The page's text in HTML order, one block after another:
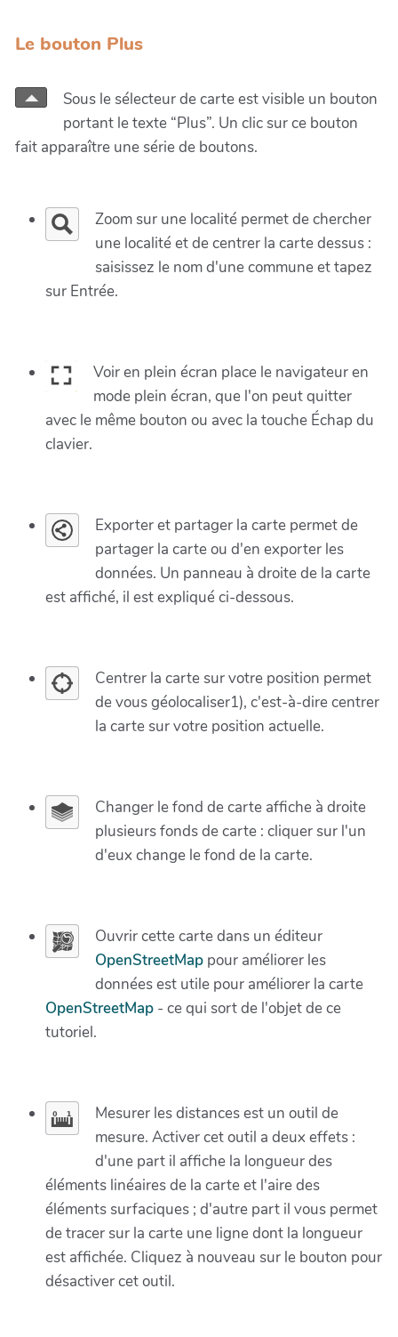
Le bouton Plus
Sous le sélecteur de carte est visible un bouton
portant le texte “Plus”. Un clic sur ce bouton
fait apparaître une série de boutons.
Zoom sur une localité permet de chercher
une localité et de centrer la carte dessus :
saisissez le nom d'une commune et tapez
sur Entrée.
Voir en plein écran place le navigateur en
mode plein écran, que l'on peut quitter
avec le même bouton ou avec la touche Échap du
clavier.
Exporter et partager la carte permet de
partager la carte ou d'en exporter les
données. Un panneau à droite de la carte
est affiché, il est expliqué ci-dessous.
Centrer la carte sur votre position permet
de vous géolocaliser1), c'est-à-dire centrer
la carte sur votre position actuelle.
Changer le fond de carte affiche à droite
plusieurs fonds de carte : cliquer sur l'un
d'eux change le fond de la carte.
Ouvrir cette carte dans un éditeur
OpenStreetMap pour améliorer les
données est utile pour améliorer la carte
OpenStreetMap - ce qui sort de l'objet de ce
tutoriel.
Mesurer les distances est un outil de
mesure. Activer cet outil a deux effets :
d'une part il affiche la longueur des
éléments linéaires de la carte et l'aire des
éléments surfaciques ; d'autre part il vous permet
de tracer sur la carte une ligne dont la longueur
est affichée. Cliquez à nouveau sur le bouton pour
désactiver cet outil.